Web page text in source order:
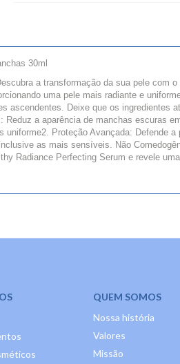
30ml
a transformação da sua pele com
uma pele mais radiante e
ascendentes. Deixe que os ingredientes
a aparência de manchas escuras
Proteção Avançada: Defende
as mais sensíveis. Não
Radiance Perfecting Serum e revele
QUEM SOMOS
Nossa história
Valores
Missão